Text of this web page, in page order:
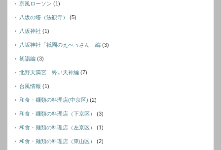
京風ローソン (1)
八坂の塔（法観寺） (5)
八坂神社 (1)
八坂神社「祇園のえべっさん」編 (3)
初詣編 (3)
北野天満宮 終い天神編 (7)
台風情報 (1)
和食・麺類の料理店(中京区) (2)
和食・麺類の料理店（下京区） (3)
和食・麺類の料理店（左京区） (1)
和食・麺類の料理店（東山区） (2)